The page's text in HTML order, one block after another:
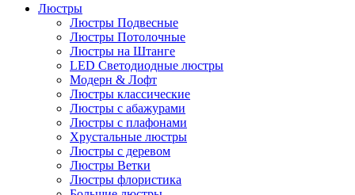
Люстры
Люстры Подвесные
Люстры Потолочные
Люстры на Штанге
LED Светодиодные люстры
Модерн & Лофт
Люстры классические
Люстры с абажурами
Люстры с плафонами
Хрустальные люстры
Люстры с деревом
Люстры Ветки
Люстры флористика